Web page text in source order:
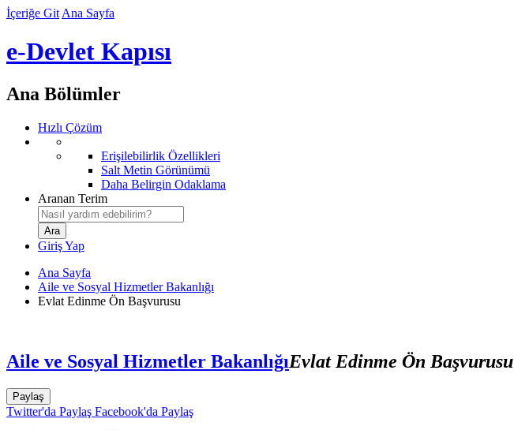
İçeriğe Git Ana Sayfa
e-Devlet Kapısı
Ana Bölümler
Hızlı Çözüm
Erişilebilirlik Özellikleri
Salt Metin Görünümü
Daha Belirgin Odaklama
Aranan Terim
Giriş Yap
Ana Sayfa
Aile ve Sosyal Hizmetler Bakanlığı
Evlat Edinme Ön Başvurusu
Aile ve Sosyal Hizmetler BakanlığıEvlat Edinme Ön Başvurusu
Paylaş
Twitter'da Paylaş Facebook'da Paylaş